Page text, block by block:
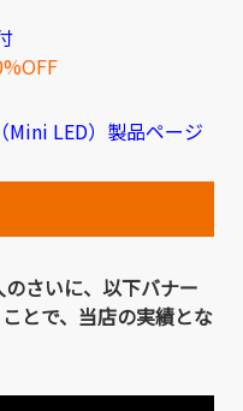
Mini LED）製品ページ
さいに、以下バナー
とで、当店の実績とな